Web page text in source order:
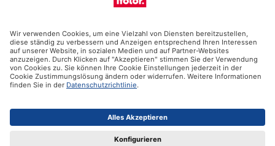
Zahlungsmöglichkeiten
Social Media
Alle Preise inkl. gesetzl. Mehrwertsteuer zzgl.
und ggf. Nachnahmegebühren, wenn nicht anders angegeben.